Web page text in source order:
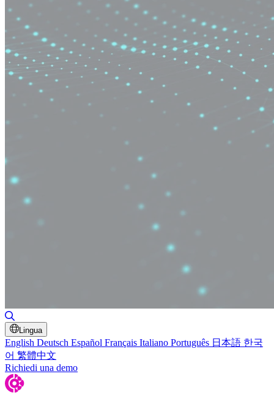
Lingua
English Deutsch Español Français Italiano Português 日本語 한국
어 繁體中文
Richiedi una demo